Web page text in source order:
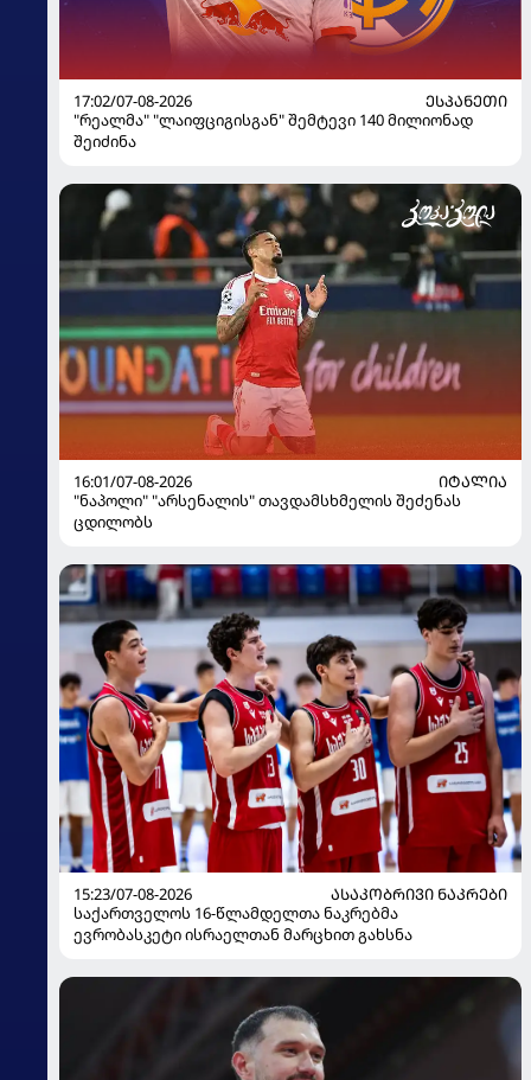
17:02/07-08-2026
ᲔᲡᲞᲐᲜᲔᲗᲘ
"რეალმა" "ლაიფციგისგან" შემტევი 140 მილიონად
შეიძინა
16:01/07-08-2026
ᲘᲢᲐᲚᲘᲐ
"ნაპოლი" "არსენალის" თავდამსხმელის შეძენას
ცდილობს
15:23/07-08-2026
ᲐᲡᲐᲙᲝᲑᲠᲘᲕᲘ ᲜᲐᲙᲠᲔᲑᲘ
საქართველოს 16-წლამდელთა ნაკრებმა
ევრობასკეტი ისრაელთან მარცხით გახსნა